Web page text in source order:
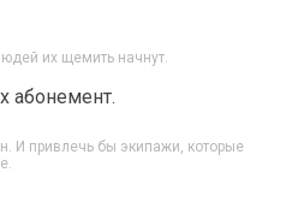
их щемить начнут.
абонемент.
И привлечь бы экипажи, которые